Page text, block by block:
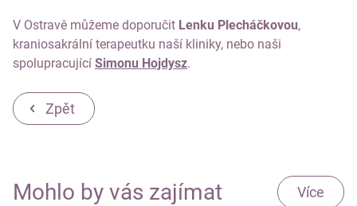
V Ostravě můžeme doporučit Lenku Plecháčkovou,
kraniosakrální terapeutku naší kliniky, nebo naši
spolupracující Simonu Hojdysz.
Zpět
Mohlo by vás zajímat Více